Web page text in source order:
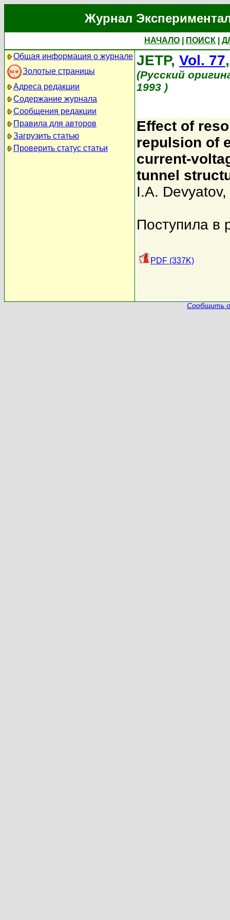
Журнал
НАЧАЛО ПОИСК
Общая информация о журнале
Золотые страницы
Адреса редакции
Содержание журнала
Сообщения редакции
Правила для авторов
Загрузить статью
Проверить статус статьи
JETP, Vol. 77
(Русский
1993 )
Effect of
repulsion of
current-
tunnel
I.A. Devyatov,
Поступила в
PDF (337K)
Сообщить о